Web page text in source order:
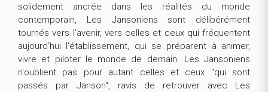
solidement ancrée dans les réalités du monde
contemporain, Les Jansoniens sont délibérément
tournés vers l’avenir, vers celles et ceux qui fréquentent
aujourd'hui l'établissement, qui se préparent à animer,
vivre et piloter le monde de demain. Les Jansoniens
n'oublient pas pour autant celles et ceux "qui sont
passés par Janson", ravis de retrouver avec Les